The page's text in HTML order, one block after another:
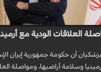
العلاقات الودية مع
أن حكومة جمهورية إيران
وسلامة أراضيها، ومواصلة